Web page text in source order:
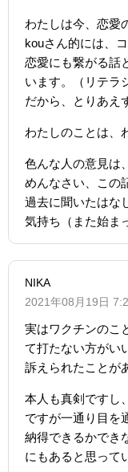
わたしは今、恋愛
kouさん的には、
恋愛にも繋がる話
います。（リテラ
だから、とりあえ
わたしのことは、
色んな人の意見は
めんなさい、この
過去に聞いたはな
気持ち（また始ま
NIKA
2021年08月19日
実はワクチンのこ
て打たない方がい
訴えられたことが
本人も真剣ですし
ですが一通り目を
納得できるかでき
にもあると思って